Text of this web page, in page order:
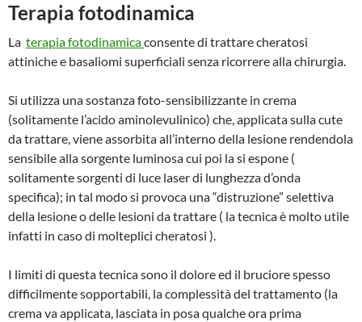
Terapia fotodinamica
La terapia fotodinamicaconsente di trattare cheratosi
attiniche e basaliomi superficiali senza ricorrere alla chirurgia.
Si utilizza una sostanza foto-sensibilizzante in crema
(solitamente l’acido aminolevulinico) che, applicata sulla cute
da trattare, viene assorbita all’interno della lesione rendendola
sensibile alla sorgente luminosa cui poi la si espone (
solitamente sorgenti di luce laser di lunghezza d’onda
specifica); in tal modo si provoca una “distruzione” selettiva
della lesione o delle lesioni da trattare ( la tecnica è molto utile
infatti in caso di molteplici cheratosi ).
I limiti di questa tecnica sono il dolore ed il bruciore spesso
difficilmente sopportabili, la complessità del trattamento (la
crema va applicata, lasciata in posa qualche ora prima